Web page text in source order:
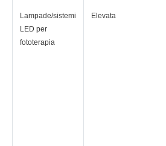
Lampade/sistemi
LED per
fototerapia
Elevata